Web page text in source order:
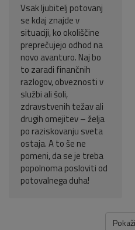
Vsak ljubitelj potovanj
se kdaj znajde v
situaciji, ko okoliščine
preprečujejo odhod na
novo avanturo. Naj bo
to zaradi finančnih
razlogov, obveznosti v
službi ali šoli,
zdravstvenih težav ali
drugih omejitev – želja
po raziskovanju sveta
ostaja. A to še ne
pomeni, da se je treba
popolnoma posloviti od
potovalnega duha!